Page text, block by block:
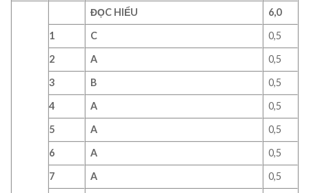
ĐỌC HIỂU
6,0
1
C
0,5
2
A
0,5
3
B
0,5
4
A
0,5
5
A
0,5
6
A
0,5
7
A
0,5